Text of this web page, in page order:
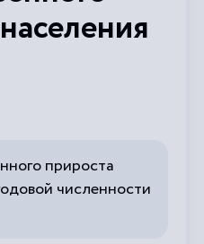
прироста
численности